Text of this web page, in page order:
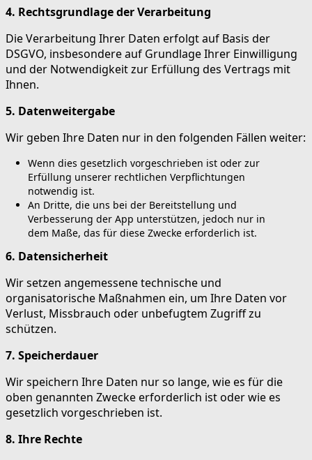
4. Rechtsgrundlage der Verarbeitung
Die Verarbeitung Ihrer Daten erfolgt auf Basis der
DSGVO, insbesondere auf Grundlage Ihrer Einwilligung
und der Notwendigkeit zur Erfüllung des Vertrags mit
Ihnen.
5. Datenweitergabe
Wir geben Ihre Daten nur in den folgenden Fällen weiter:
Wenn dies gesetzlich vorgeschrieben ist oder zur
Erfüllung unserer rechtlichen Verpflichtungen
notwendig ist.
An Dritte, die uns bei der Bereitstellung und
Verbesserung der App unterstützen, jedoch nur in
dem Maße, das für diese Zwecke erforderlich ist.
6. Datensicherheit
Wir setzen angemessene technische und
organisatorische Maßnahmen ein, um Ihre Daten vor
Verlust, Missbrauch oder unbefugtem Zugriff zu
schützen.
7. Speicherdauer
Wir speichern Ihre Daten nur so lange, wie es für die
oben genannten Zwecke erforderlich ist oder wie es
gesetzlich vorgeschrieben ist.
8. Ihre Rechte